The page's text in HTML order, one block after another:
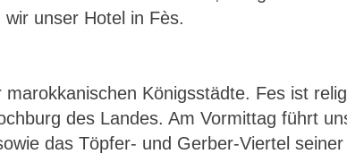
unser Hotel in Fès.
Königsstädte. Fes ist
des Landes. Am Vormittag führt
das Töpfer- und Gerber-Viertel